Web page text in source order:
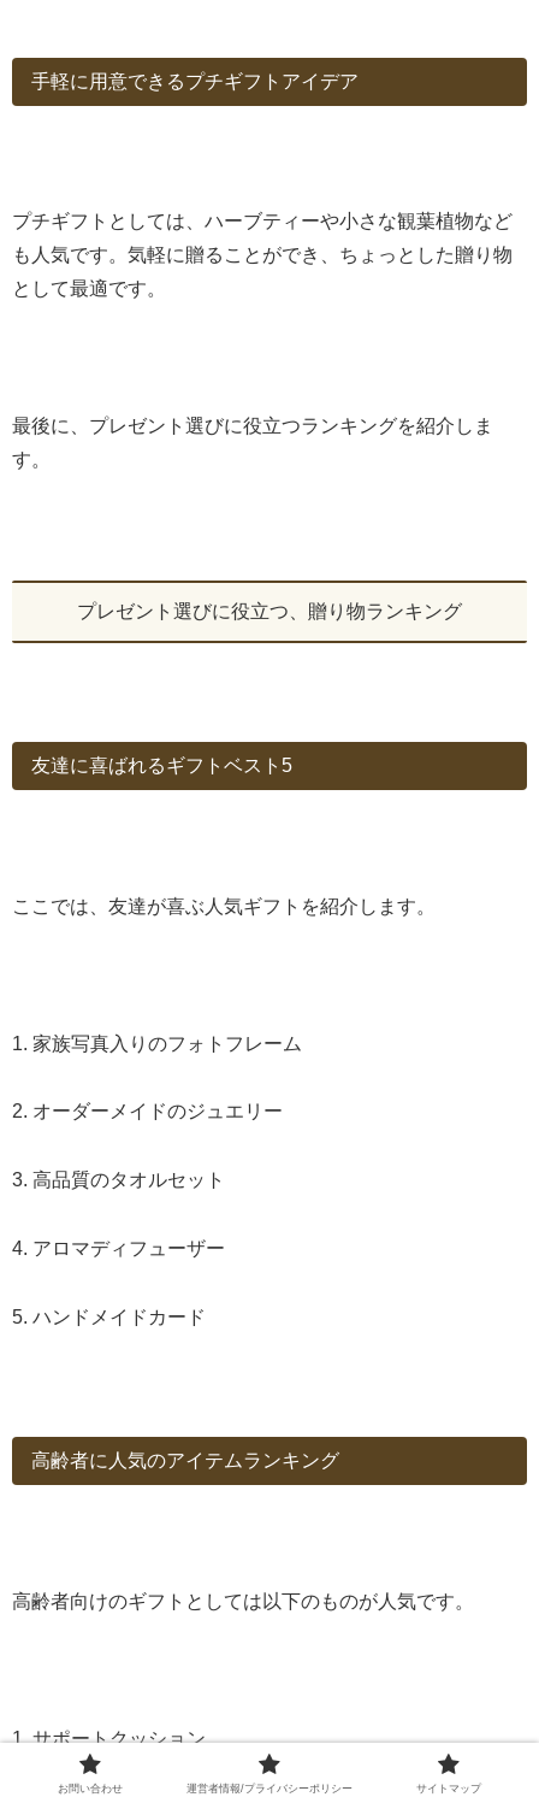
手軽に用意できるプチギフトアイデア
プチギフトとしては、ハーブティーや小さな観葉植物など
も人気です。気軽に贈ることができ、ちょっとした贈り物
として最適です。
最後に、プレゼント選びに役立つランキングを紹介しま
す。
プレゼント選びに役立つ、贈り物ランキング
友達に喜ばれるギフトベスト5
ここでは、友達が喜ぶ人気ギフトを紹介します。
1. 家族写真入りのフォトフレーム
2. オーダーメイドのジュエリー
3. 高品質のタオルセット
4. アロマディフューザー
5. ハンドメイドカード
高齢者に人気のアイテムランキング
高齢者向けのギフトとしては以下のものが人気です。
1. サポートクッション
お問い合わせ 運営者情報/プライバシーポリシー サイトマップ